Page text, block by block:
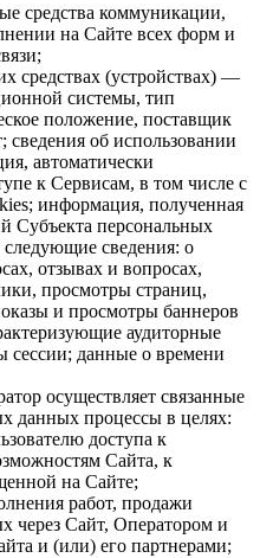
средства коммуникации,
на Сайте всех форм и
средствах (устройствах) —
системы, тип
положение, поставщик
сведения об использовании
автоматически
к Сервисам, в том числе с
информация, полученная
Субъекта персональных
сведения: о
отзывах и вопросах,
просмотры страниц,
и просмотры баннеров
аудиторные
сессии; данные о времени
осуществляет связанные
данных процессы в целях:
доступа к
Сайта, к
на Сайте;
работ, продажи
через Сайт, Оператором и
и (или) его партнерами;